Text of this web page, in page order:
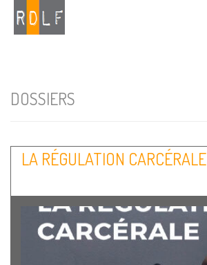
DOSSIERS
LA RÉGULATION CARCÉRALE